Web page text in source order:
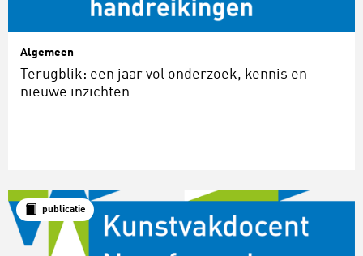
Algemeen
Terugblik: een jaar vol onderzoek, kennis en
nieuwe inzichten
publicatie